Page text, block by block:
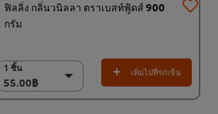
ฟิลลิ่ง กลิ่นวนิลลา ตราเบสท์ฟู้ดส์ 900
กรัม
1 ชิ้น
55.00฿
1 ชิ้น
55.00฿
(ราคาพิเศษ) แพ็ค 9
เพิ่มไปที่รถเข็น